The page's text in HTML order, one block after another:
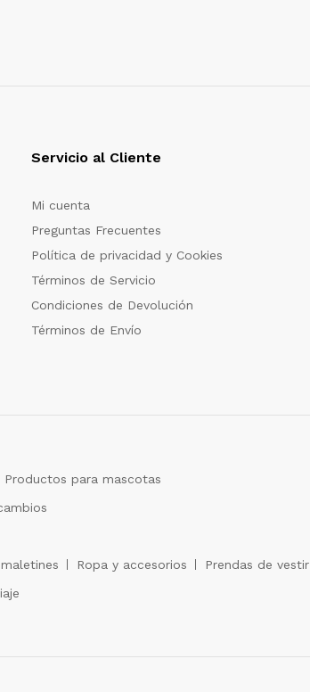
Servicio al Cliente
Mi cuenta
Preguntas Frecuentes
Política de privacidad y Cookies
Términos de Servicio
Condiciones de Devolución
Términos de Envío
Productos para mascotas
Ropa y accesorios
Prendas de vestir